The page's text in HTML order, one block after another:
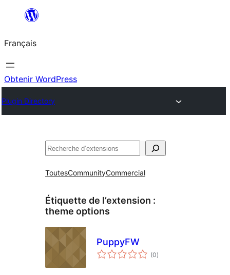
contenu
Français
Obtenir WordPress
Plugin Directory
Rechercher
ToutesCommunityCommercial
Étiquette de l’extension :
theme options
PuppyFW
(0notes
en
)